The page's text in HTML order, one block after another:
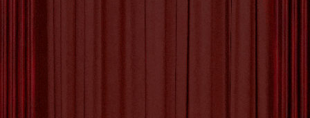
creatieve workshops de ideale manier om hun
passie te verkennen en te versterken. Of je nu
een ervaren kunstenaar bent of net begint met
het ontdekken van je
Tagged with: artistieke vaardigheden beeldhouwen
creatieve workshops
creatieve workshops voor